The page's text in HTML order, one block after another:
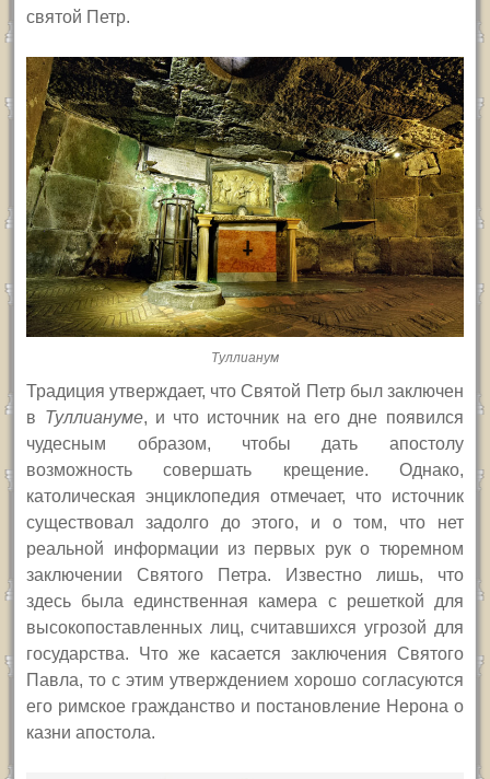
святой Петр.
Туллианум
Традиция утверждает, что Святой Петр был заключен
в Туллиануме, и что источник на его дне появился
чудесным образом, чтобы дать апостолу
возможность совершать крещение. Однако,
католическая энциклопедия отмечает, что источник
существовал задолго до этого, и о том, что нет
реальной информации из первых рук о тюремном
заключении Святого Петра. Известно лишь, что
здесь была единственная камера с решеткой для
высокопоставленных лиц, считавшихся угрозой для
государства. Что же касается заключения Святого
Павла, то с этим утверждением хорошо согласуются
его римское гражданство и постановление Нерона о
казни апостола.